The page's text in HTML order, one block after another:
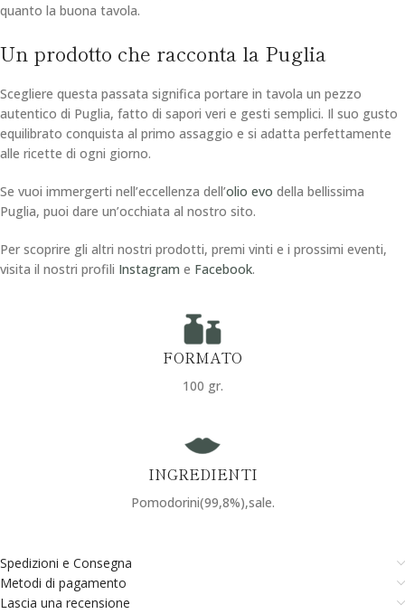
quanto la buona tavola.
Un prodotto che racconta la Puglia
Scegliere questa passata significa portare in tavola un pezzo
autentico di Puglia, fatto di sapori veri e gesti semplici. Il suo gusto
equilibrato conquista al primo assaggio e si adatta perfettamente
alle ricette di ogni giorno.
Se vuoi immergerti nell’eccellenza dell’olio evo della bellissima
Puglia, puoi dare un’occhiata al nostro sito.
Per scoprire gli altri nostri prodotti, premi vinti e i prossimi eventi,
visita il nostri profili Instagram e Facebook.
FORMATO
100 gr.
INGREDIENTI
Pomodorini(99,8%),sale.
Spedizioni e Consegna
Metodi di pagamento
Lascia una recensione